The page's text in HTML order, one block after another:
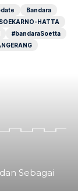
Bandara
HATTA
#bandaraSoetta
Sebagai